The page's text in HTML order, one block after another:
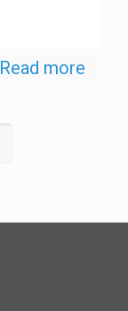
Read more